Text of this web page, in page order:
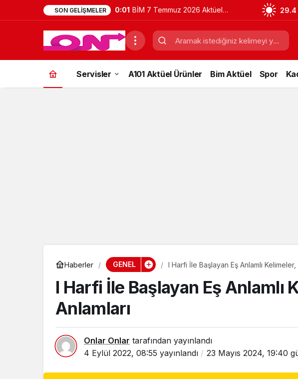
SON GELIŞMELER 0:01 BİM 7 Temmuz 2026 Aktüel
Ürünler Kataloğu | Bu Hafta
İndirimde Olan Ürünler
29.4
Servisler A101 Aktüel Ürünler Bim Aktüel Spor
Haberler GENEL I Harfi İle Başlayan Eş Anlamlı Kelimeler,
I Harfi İle Başlayan Eş Anlamlı
Anlamları
Onlar Onlar tarafından yayınlandı
4 Eylül 2022, 08:55 yayınlandı 23 Mayıs 2024, 19:40